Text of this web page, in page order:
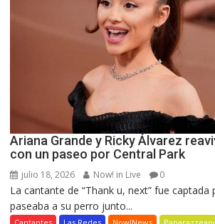
Ariana Grande y Ricky Álvarez
con un paseo por Central Park
julio 18, 2026 Now! in Live 0
La cantante de “Thank u, next” fue
paseaba a su perro junto...